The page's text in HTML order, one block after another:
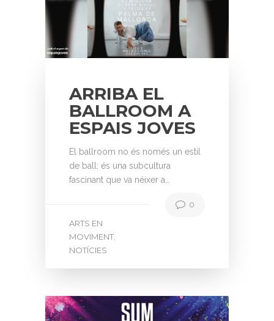
ARRIBA EL
BALLROOM A
ESPAIS JOVES
El ballroom no és només un estil
de ball; és una subcultura
fascinant que va néixer a…
ARTS EN
MOVIMENT,
NOTÍCIES
0